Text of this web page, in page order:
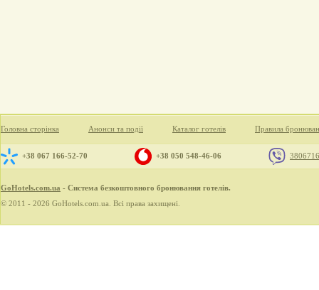
Головна сторінка Анонси та події Каталог готелів Правила
+38 067 166-52-70 +38 050 548-46-06
GoHotels.com.ua - Система безкоштовного бронювання готелів.
© 2011 - 2026 GoHotels.com.ua. Всі права захищені.